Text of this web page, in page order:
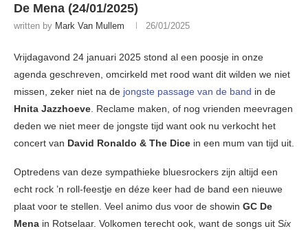
De Mena (24/01/2025)
written by Mark Van Mullem 26/01/2025
Vrijdagavond 24 januari 2025 stond al een poosje in onze
agenda geschreven, omcirkeld met rood want dit wilden we niet
missen, zeker niet na de jongste passage van de band in de
Hnita Jazzhoeve. Reclame maken, of nog vrienden meevragen
deden we niet meer de jongste tijd want ook nu verkocht het
concert van David Ronaldo & The Dice in een mum van tijd uit.
Optredens van deze sympathieke bluesrockers zijn altijd een
echt rock ’n roll-feestje en déze keer had de band een nieuwe
plaat voor te stellen. Veel animo dus voor de showin GC De
Mena in Rotselaar. Volkomen terecht ook, want de songs uit Six